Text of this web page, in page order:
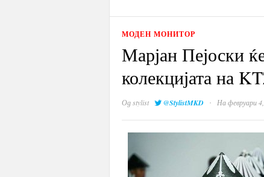
МОДЕН МОНИТОР
Марјан Пејоски
колекцијата на
Одstylist @StylistMKD · На февруари